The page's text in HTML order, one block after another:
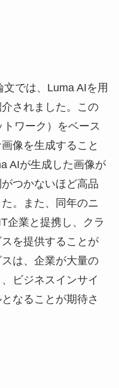
では、Luma AIを用
されました。この
ワーク）をベース
像を生成すること
AIが生成した画像が
つかないほど高品
。また、同年のニ
企業と提携し、クラ
を提供することが
は、企業が大量の
ビジネスインサイ
なることが期待さ